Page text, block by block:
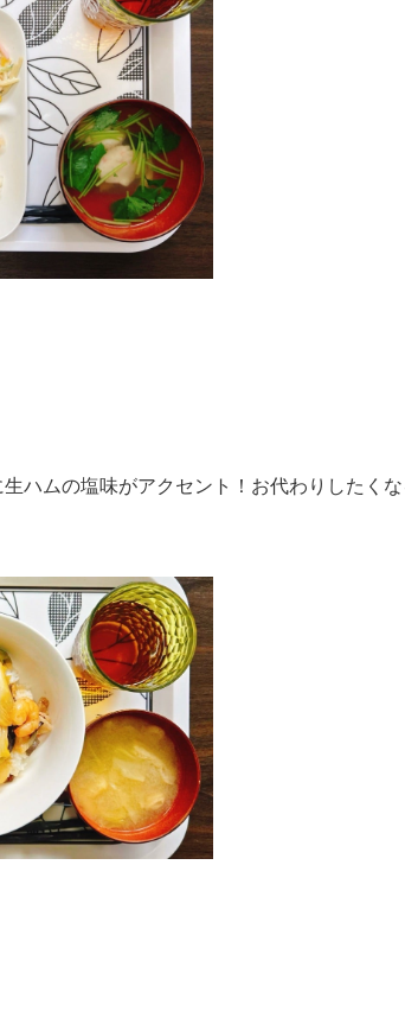
ハムの塩味がアクセント！お代わりしたく